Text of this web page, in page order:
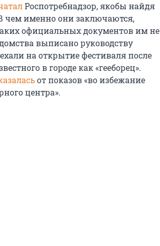
Роспотребнадзор, якобы найдя
чем именно они заключаются,
официальных документов им не
выписано руководству
на открытие фестиваля после
в городе как «гееборец».
от показов «во избежание
центра».